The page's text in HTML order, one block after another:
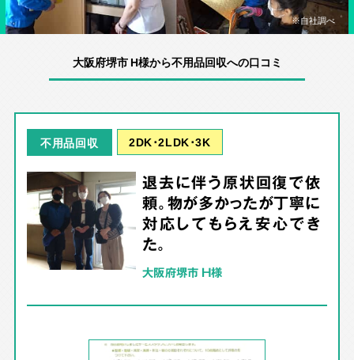
※自社調べ
大阪府堺市 H様から不用品回収への口コミ
不用品回収 2DK･2LDK･3K
退去に伴う原状回復で依
頼。物が多かったが丁寧に
対応してもらえ安心でき
た。
大阪府堺市 H様